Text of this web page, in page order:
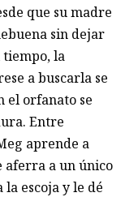
que su madre
sin dejar
tiempo, la
a buscarla se
el orfanato se
Entre
aprende a
aferra a un único
escoja y le dé